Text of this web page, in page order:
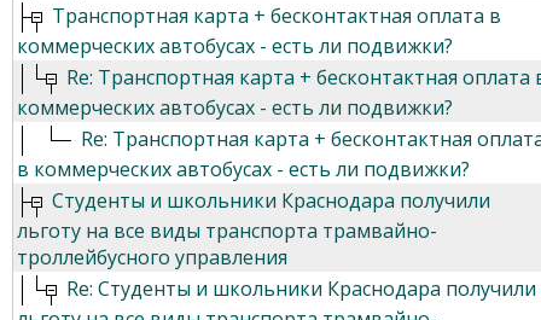
Транспортная карта + бесконтактная оплата в
коммерческих автобусах - есть ли подвижки?
Re: Транспортная карта + бесконтактная оплата
коммерческих автобусах - есть ли подвижки?
Re: Транспортная карта + бесконтактная
в коммерческих автобусах - есть ли подвижки?
Студенты и школьники Краснодара получили
льготу на все виды транспорта трамвайно-
троллейбусного управления
Re: Студенты и школьники Краснодара получили